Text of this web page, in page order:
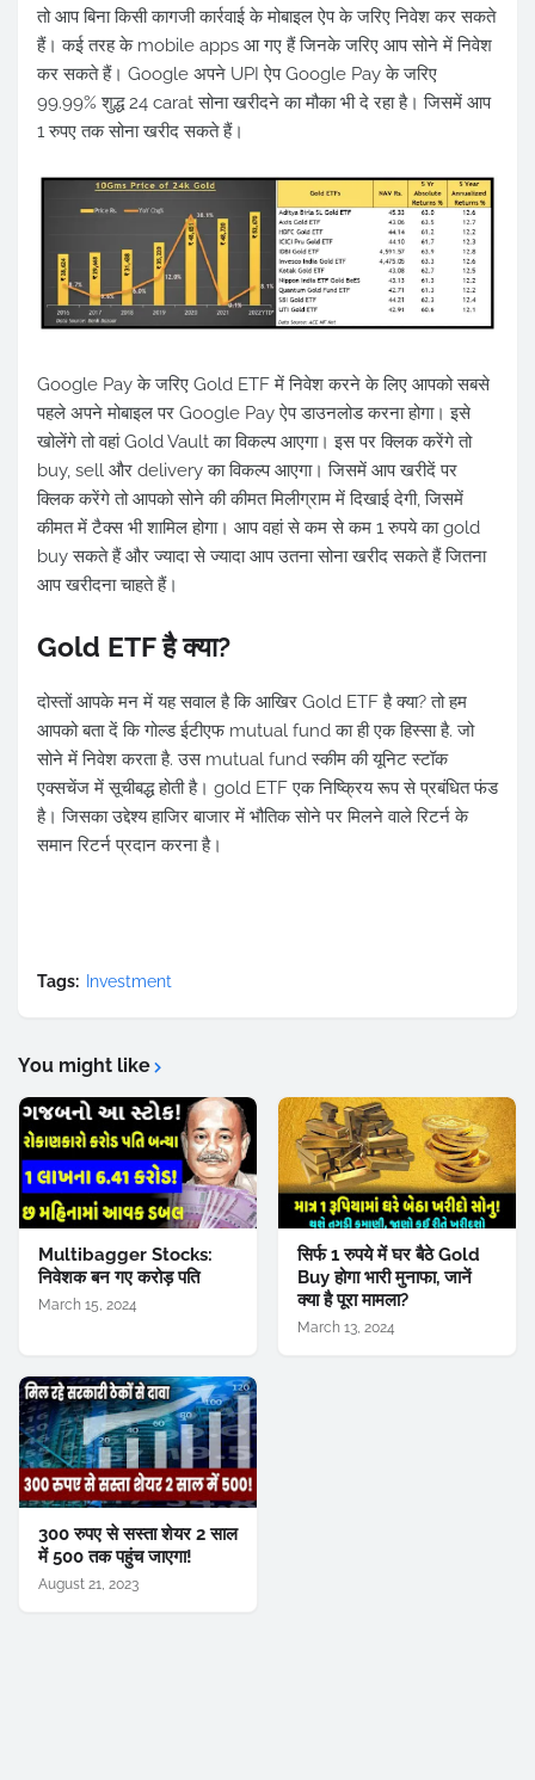
तो आप बिना किसी कागजी कार्रवाई के मोबाइल ऐप के जरिए निवेश कर सकते
हैं। कई तरह के mobile apps आ गए हैं जिनके जरिए आप सोने में निवेश
कर सकते हैं। Google अपने UPI ऐप Google Pay के जरिए
99.99% शुद्ध 24 carat सोना खरीदने का मौका भी दे रहा है। जिसमें आप
1 रुपए तक सोना खरीद सकते हैं।
Google Pay के जरिए Gold ETF में निवेश करने के लिए आपको सबसे
पहले अपने मोबाइल पर Google Pay ऐप डाउनलोड करना होगा। इसे
खोलेंगे तो वहां Gold Vault का विकल्प आएगा। इस पर क्लिक करेंगे तो
buy, sell और delivery का विकल्प आएगा। जिसमें आप खरीदें पर
क्लिक करेंगे तो आपको सोने की कीमत मिलीग्राम में दिखाई देगी, जिसमें
कीमत में टैक्स भी शामिल होगा। आप वहां से कम से कम 1 रुपये का gold
buy सकते हैं और ज्यादा से ज्यादा आप उतना सोना खरीद सकते हैं जितना
आप खरीदना चाहते हैं।
Gold ETF है क्या?
दोस्तों आपके मन में यह सवाल है कि आखिर Gold ETF है क्या? तो हम
आपको बता दें कि गोल्ड ईटीएफ mutual fund का ही एक हिस्सा है. जो
सोने में निवेश करता है. उस mutual fund स्कीम की यूनिट स्टॉक
एक्सचेंज में सूचीबद्ध होती है। gold ETF एक निष्क्रिय रूप से प्रबंधित फंड
है। जिसका उद्देश्य हाजिर बाजार में भौतिक सोने पर मिलने वाले रिटर्न के
समान रिटर्न प्रदान करना है।
Tags: Investment
You might like
Multibagger Stocks:
निवेशक बन गए करोड़ पति
March 15, 2024
सिर्फ 1 रुपये में घर बैठे Gold
Buy होगा भारी मुनाफा, जानें
क्या है पूरा मामला?
March 13, 2024
300 रुपए से सस्ता शेयर 2 साल
में 500 तक पहुंच जाएगा!
August 21, 2023